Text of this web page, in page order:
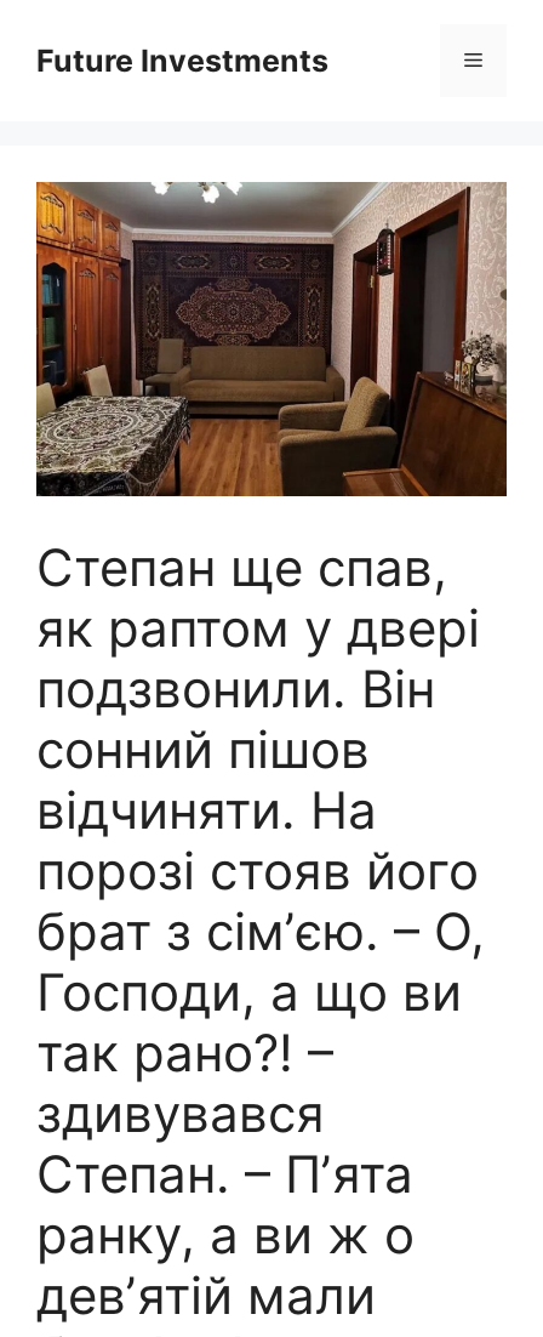
вмістуFuture Investments Меню
Степан ще спав,
як раптом у двері
подзвонили. Він
сонний пішов
відчиняти. На
порозі стояв його
брат з сімʼєю. – О,
Господи, а що ви
так рано?! –
здивувався
Степан. – Пʼята
ранку, а ви ж о
девʼятій мали